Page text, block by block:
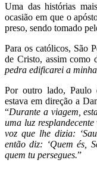
Uma das histórias
ocasião em que o
preso, sendo tomado
Para os católicos, São
de Cristo, assim como
pedra edificarei a
Por outro lado, Paulo
estava em direção a
“Durante a viagem,
uma luz
voz que lhe dizia:
então diz: ‘Quem és,
quem tu persegues.”